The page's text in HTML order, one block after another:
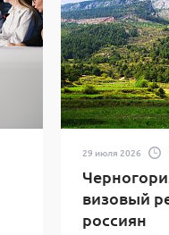
29 июля 2026
визовый
россиян